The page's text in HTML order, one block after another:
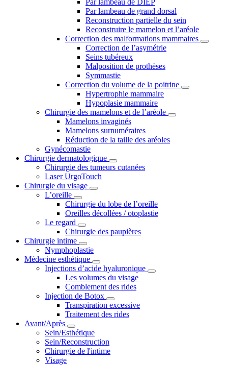
Par lambeau de grand dorsal
Reconstruction partielle du sein
Reconstruire le mamelon et l’aréole
Correction des malformations mammaires
Correction de l’asymétrie
Seins tubéreux
Malposition de prothèses
Symmastie
Correction du volume de la poitrine
Hypertrophie mammaire
Hypoplasie mammaire
Chirurgie des mamelons et de l’aréole
Mamelons invaginés
Mamelons surnuméraires
Réduction de la taille des aréoles
Gynécomastie
Chirurgie dermatologique
Chirurgie des tumeurs cutanées
Laser UrgoTouch
Chirurgie du visage
L’oreille
Chirurgie du lobe de l’oreille
Oreilles décollées / otoplastie
Le regard
Chirurgie des paupières
Chirurgie intime
Nymphoplastie
Médecine esthétique
Injections d’acide hyaluronique
Les volumes du visage
Comblement des rides
Injection de Botox
Transpiration excessive
Traitement des rides
Avant/Après
Sein/Esthétique
Sein/Reconstruction
Chirurgie de l'intime
Visage